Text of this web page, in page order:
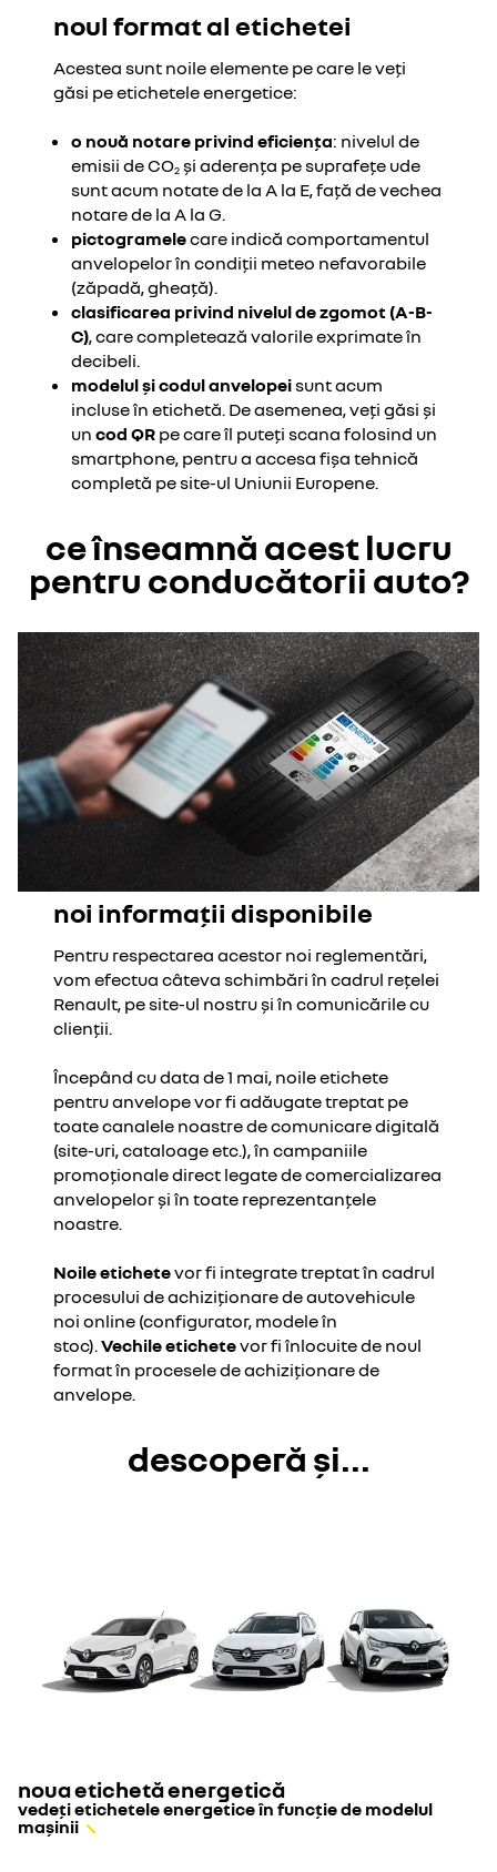
noul format al etichetei
Acestea sunt noile elemente pe care le veți
găsi pe etichetele energetice:
o nouă notare privind eficiența: nivelul de
emisii de CO2 și aderența pe suprafețe ude
sunt acum notate de la A la E, față de vechea
notare de la A la G.
pictogramelecare indică comportamentul
anvelopelor în condiții meteo nefavorabile
(zăpadă, gheață).
clasificarea privind nivelul de zgomot (A-B-
C), care completează valorile exprimate în
decibeli.
modelul și codul anvelopeisunt acum
incluse în etichetă. De asemenea, veți găsi și
un cod QR pe care îl puteți scana folosind un
smartphone, pentru a accesa fișa tehnică
completă pe site-ul Uniunii Europene.
ce înseamnă acest lucru
pentru conducătorii auto?
noi informații disponibile
Pentru respectarea acestor noi reglementări,
vom efectua câteva schimbări în cadrul rețelei
Renault, pe site-ul nostru și în comunicările cu
clienții.
Începând cu data de 1 mai, noile etichete
pentru anvelope vor fi adăugate treptat pe
toate canalele noastre de comunicare digitală
(site-uri, cataloage etc.), în campaniile
promoționale direct legate de comercializarea
anvelopelor și în toate reprezentanțele
noastre.
Noile etichetevor fi integrate treptat în cadrul
procesului de achiziționare de autovehicule
noi online (configurator, modele în
stoc).Vechile etichetevor fi înlocuite de noul
format în procesele de achiziționare de
anvelope.
descoperă și...
noua etichetă energetică
vedeți etichetele energetice în funcție de modelul
mașinii